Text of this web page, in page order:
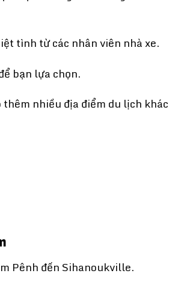
tình từ các nhân viên nhà xe.
bạn lựa chọn.
nhiều địa điểm du lịch
Pênh đến Sihanoukville.